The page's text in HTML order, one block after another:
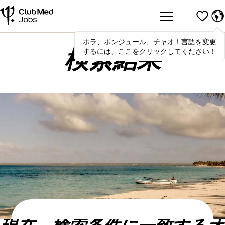
Hola,bonjour, ciao! To switch
languages, click here!
ホラ、ボンジュール、チャオ！言語を変更
するには、ここをクリックしてください！
検索結果